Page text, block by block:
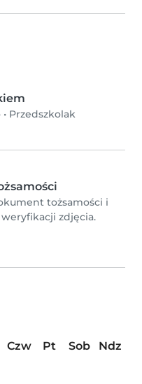
• Przedszkolak
tożsamości i
weryfikacji zdjęcia.
Czw Pt Sob
Ndz